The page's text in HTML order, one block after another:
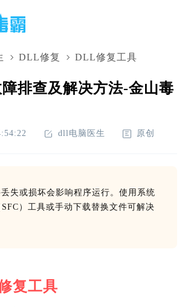
DLL修复 DLL修复工具
排查及解决方法-金山毒
dll电脑医生 原创
失或损坏会影响程序运行。使用系统
）工具或手动下载替换文件可解决
复工具